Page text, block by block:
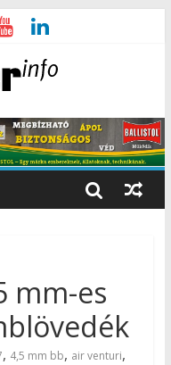
mm-es
, 4,5 mm bb, air venturi,